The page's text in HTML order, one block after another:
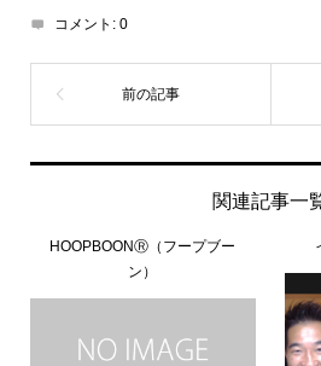
コメント: 0
関連記事一
HOOPBOONⓇ（フープブー
ン）